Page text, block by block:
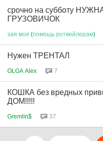
срочно на субботу
ГРУЗОВИЧОК
зая моя (помощь ротвейлерам)
Нужен ТРЕНТАЛ
OLGA Alex 7
КОШКА без вредных
ДОМ!!!!!
Gremlin$ 37